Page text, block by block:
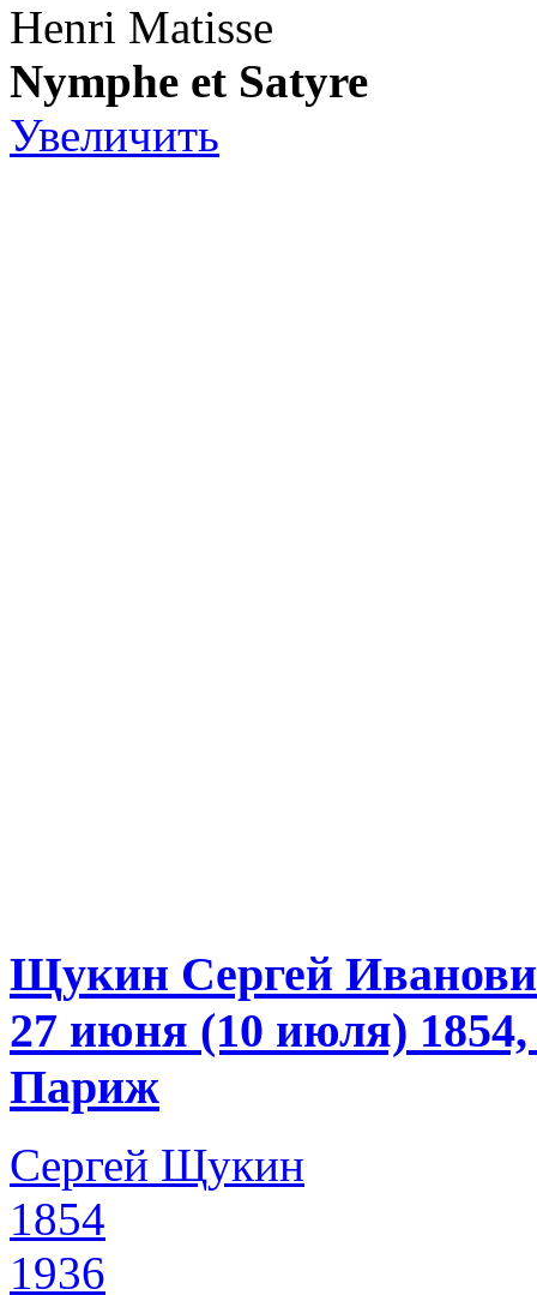
Henri Matisse
Nymphe et Satyre
Увеличить
Щукин Сергей
27 июня (10 июля)
Париж
Сергей Щукин
1854
1936